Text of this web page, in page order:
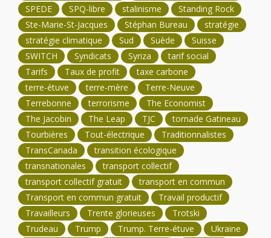
SPEDE
SPQ-libre stalinisme
Standing Rock
Ste-Marie-St-Jacques
Stéphan Bureau
stratégie
stratégie climatique
Sud Suède
Suisse
SWITCH
Syndicats Syriza
tarif social
Tarifs
Taux de profit
taxe carbone
terre-étuve
terre-mère
Terre-Neuve
Terrebonne
terrorisme
The Economist
The Jacobin
The Leap TJC
tornade Gatineau
Tourbières
Tout-électrique
Traditionnalistes
TransCanada
transition écologique
transnationales
transport collectif
transport collectif gratuit
transport en commun
Transport en commun gratuit
Travail productif
Travailleurs
Trente glorieuses
Trotski
Trudeau
Trump Trump. Terre-étuve
Ukraine